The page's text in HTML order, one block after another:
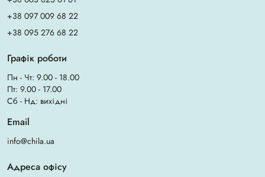
+38 097 009 68 22
+38 095 276 68 22
Графік роботи
Пн - Чт: 9.00 - 18.00
Пт: 9.00 - 17.00
Сб - Нд: вихідні
Email
info@chila.ua
Адреса офісу